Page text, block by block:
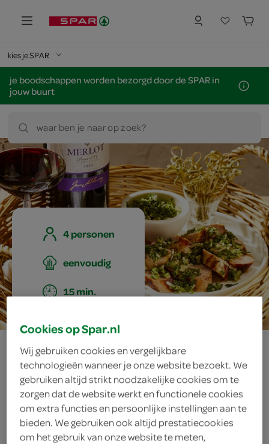
kies je SPAR
je boodschappen worden bezorgd door de SPAR in
jouw buurt
waar ben je naar op zoek?
4 personen
eenvoudig
15 min.
gegrilde worstjes
met gremolata-
salsa
Cookies op Spar.nl
Wij gebruiken cookies en vergelijkbare
technologieën wanneer je onze website bezoekt. We
gebruiken altijd strikt noodzakelijke cookies om te
zorgen dat de website werkt en functionele cookies
om extra functies en persoonlijke instellingen aan te
bieden. We gebruiken ook altijd prestatiecookies
om het gebruik van onze website te meten,